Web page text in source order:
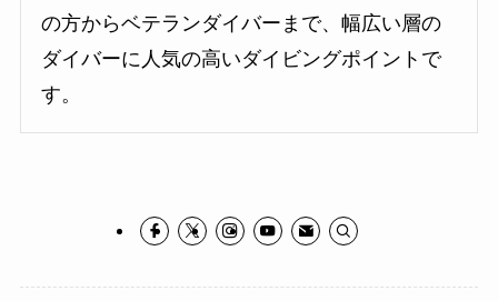
の方からベテランダイバーまで、幅広い層の
ダイバーに人気の高いダイビングポイントで
す。